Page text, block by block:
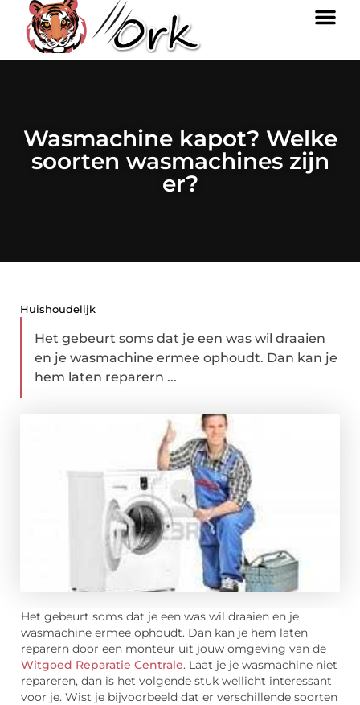
Wasmachine kapot? Welke
soorten wasmachines zijn
er?
Huishoudelijk
Het gebeurt soms dat je een was wil draaien
en je wasmachine ermee ophoudt. Dan kan je
hem laten reparern ...
Het gebeurt soms dat je een was wil draaien en je
wasmachine ermee ophoudt. Dan kan je hem laten
reparern door een monteur uit jouw omgeving van de
Witgoed Reparatie Centrale. Laat je je wasmachine niet
repareren, dan is het volgende stuk wellicht interessant
voor je. Wist je bijvoorbeeld dat er verschillende soorten